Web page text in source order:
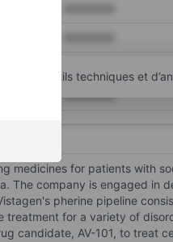
XXXXXXX
outils techniques et
medicines for patients with
The company is engaged in
pherine pipeline
treatment for a variety of
candidate, AV-101, to treat